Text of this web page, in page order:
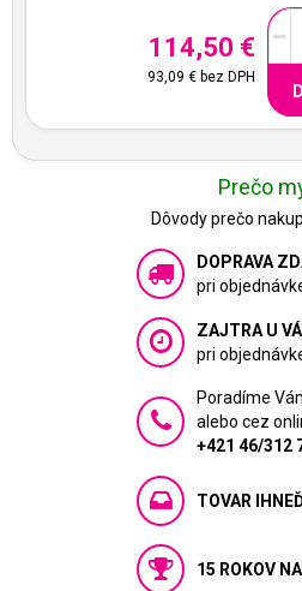
114,50 €
93,09 € bez DPH
-
Prečo
Dôvody prečo
DOPRAVA
pri
ZAJTRA U
pri
Poradíme
alebo cez
+421 46/312
TOVAR
15 ROKOV